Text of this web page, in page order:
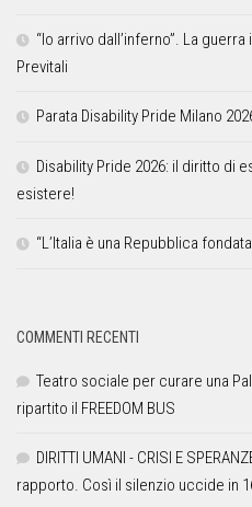
“Io arrivo dall’inferno”. La
Previtali
Parata Disability Pride Milano
Disability Pride 2026: il diritto di
esistere!
“L’Italia è una Repubblica
COMMENTI RECENTI
Teatro sociale per curare una
ripartito il FREEDOM BUS
DIRITTI UMANI - CRISI E
rapporto. Così il silenzio uccide in